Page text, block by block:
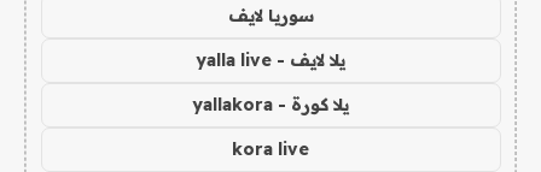
سوريا لايف
يلا لايف - yalla live
يلا كورة - yallakora
kora live